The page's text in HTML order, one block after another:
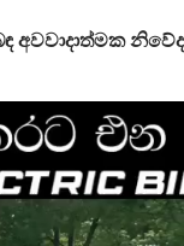
අවවාදාත්මක